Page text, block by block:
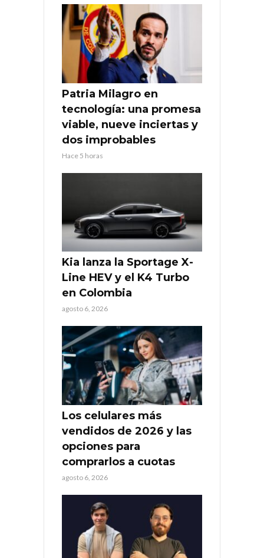
Patria Milagro en
tecnología: una promesa
viable, nueve inciertas y
dos improbables
Hace 5 horas
Kia lanza la Sportage X-
Line HEV y el K4 Turbo
en Colombia
agosto 6, 2026
Los celulares más
vendidos de 2026 y las
opciones para
comprarlos a cuotas
agosto 6, 2026